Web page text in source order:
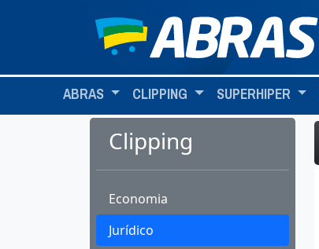
ABRAS CLIPPING SUPERHIPER
Clipping
Economia
Jurídico